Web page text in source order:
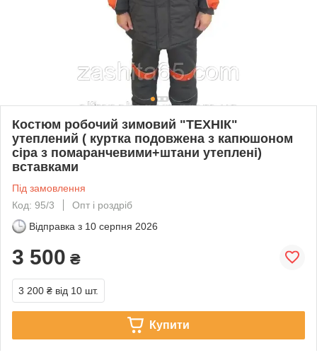
Костюм робочий зимовий "ТЕХНІК"
утеплений ( куртка подовжена з капюшоном
сіра з помаранчевими+штани утеплені)
вставками
Під замовлення
Код: 95/3
Опт і роздріб
Відправка з 10 серпня 2026
3 500 ₴
3 200 ₴ від 10 шт.
Купити